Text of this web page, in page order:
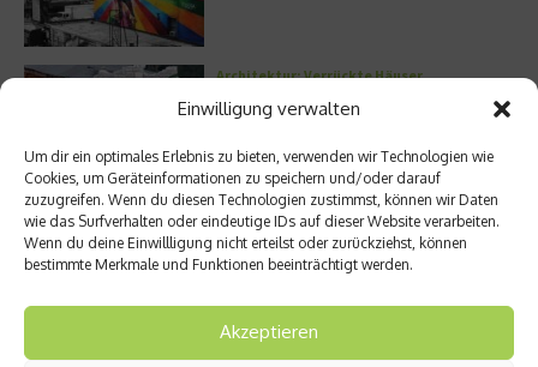
Einwilligung verwalten
Um dir ein optimales Erlebnis zu bieten, verwenden wir Technologien wie
Cookies, um Geräteinformationen zu speichern und/oder darauf
zuzugreifen. Wenn du diesen Technologien zustimmst, können wir Daten
wie das Surfverhalten oder eindeutige IDs auf dieser Website verarbeiten.
Wenn du deine Einwillligung nicht erteilst oder zurückziehst, können
bestimmte Merkmale und Funktionen beeinträchtigt werden.
Akzeptieren
Architektur: Verrückte Häuser
Kann man Hunde vegan ernähren?